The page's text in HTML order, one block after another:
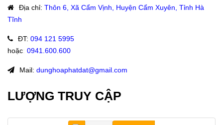
Địa chỉ: Thôn 6, Xã Cẩm Vịnh, Huyện Cẩm Xuyên, Tỉnh Hà
Tĩnh
ĐT: 094 121 5995
hoặc: 0941.600.600
Mail: dunghoaphatdat@gmail.com
LƯỢNG TRUY CẬP